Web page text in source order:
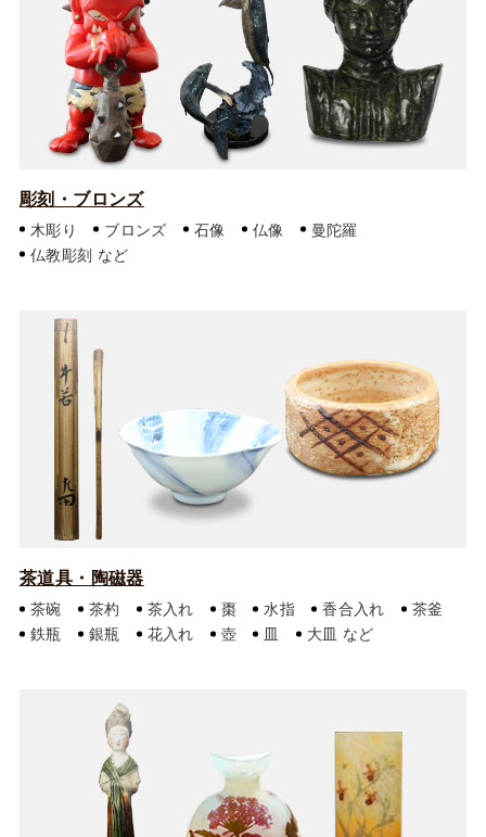
彫刻・ブロンズ
木彫り ブロンズ 石像 仏像
曼陀羅
仏教彫刻
茶道具・陶磁器
茶碗 茶杓 茶入れ 棗 水指 香合入れ
茶釜
鉄瓶
銀瓶 花入れ 壺 皿 大皿